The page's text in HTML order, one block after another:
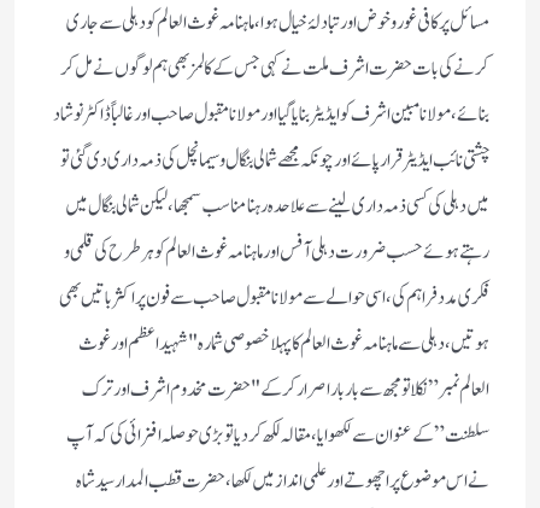
مسائل پر کافی غور و خوض اور تبادلۂ خیال ہوا، ماہنامہ غوث العالم کو دہلی سے جاری
کرنے کی بات حضرت اشرف ملت نے کہی جس کے کالمز بھی ہم لوگوں نے مل کر
بنائے، مولانا مبین اشرف کو ایڈیٹر بنایا گیا اور مولانا مقبول صاحب اور غالباً ڈاکٹر نوشاد
چشتی نائب ایڈیٹر قرار پائے اور چونکہ مجھے شمالی بنگال و سیمانچل کی ذمہ داری دی گئی تو
میں دہلی کی کسی ذمہ داری لینے سے علاحدہ رہنا مناسب سمجھا، لیکن شمالی بنگال میں
رہتے ہوئے حسب ضرورت دہلی آفس اور ماہنامہ غوث العالم کو ہر طرح کی قلمی و
فکری مدد فراہم کی، اسی حوالے سے مولانا مقبول صاحب سے فون پر اکثر باتیں بھی
ہوتیں، دہلی سے ماہنامہ غوث العالم کا پہلا خصوصی شمارہ "شہید اعظم اور غوث
العالم نمبر” نکلا تو مجھ سے بار بار اصرار کرکے "حضرت مخدوم اشرف اور ترک
سلطنت” کے عنوان سے لکھوایا، مقالہ لکھ کر دیا تو بڑی حوصلہ افزائی کی کہ آپ
نے اس موضوع پر اچھوتے اور علمی انداز میں لکھا، حضرت قطب المدار سید شاہ